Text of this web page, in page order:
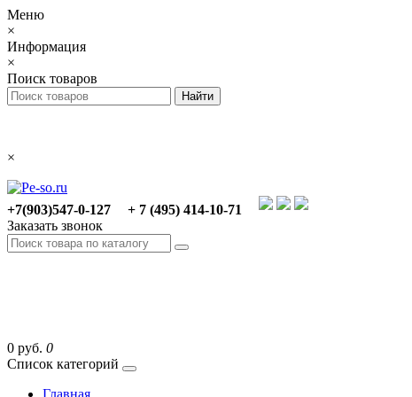
Меню
×
Информация
×
Поиск товаров
×
+7(903)547-0-127
+ 7 (495) 414-10-71
Заказать звонок
0 руб. 0
Список категорий
Главная